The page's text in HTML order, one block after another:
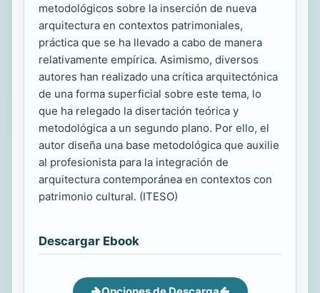
metodológicos sobre la inserción de nueva
arquitectura en contextos patrimoniales,
práctica que se ha llevado a cabo de manera
relativamente empírica. Asimismo, diversos
autores han realizado una crítica arquitectónica
de una forma superficial sobre este tema, lo
que ha relegado la disertación teórica y
metodológica a un segundo plano. Por ello, el
autor diseña una base metodológica que auxilie
al profesionista para la integración de
arquitectura contemporánea en contextos con
patrimonio cultural. (ITESO)
Descargar Ebook